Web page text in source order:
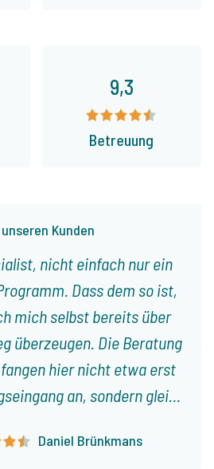
Kunden
nicht einfach nur ein
Dass dem so ist,
mich selbst bereits über
überzeugen. Die Beratung
hier nicht etwa erst
an, sondern gleich
uns, beriet bei der – der
Daniel Brünkmans
9,3
Betreuung